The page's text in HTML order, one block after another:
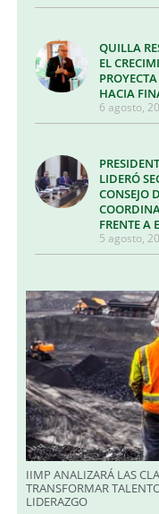
QUILLA
EL
HACIA
6 agosto,
LIDERÓ
CONSEJO
FRENTE A
5 agosto,
IIMP ANALIZARÁ LAS
TRANSFORMAR
LIDERAZGO